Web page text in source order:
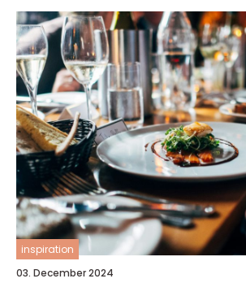
inspiration
03. December 2024